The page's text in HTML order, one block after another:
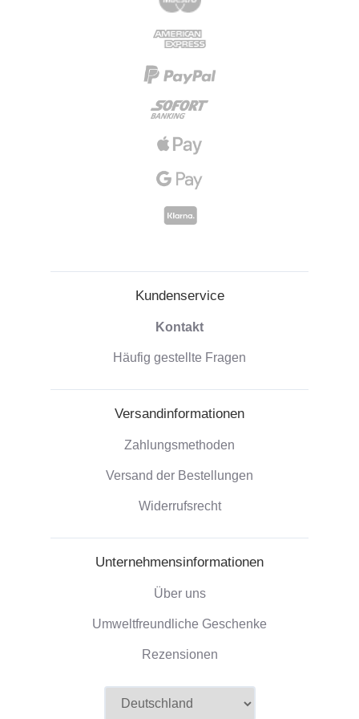
Kundenservice
Kontakt
Häufig gestellte Fragen
Versandinformationen
Zahlungsmethoden
Versand der Bestellungen
Widerrufsrecht
Unternehmensinformationen
Über uns
Umweltfreundliche Geschenke
Rezensionen